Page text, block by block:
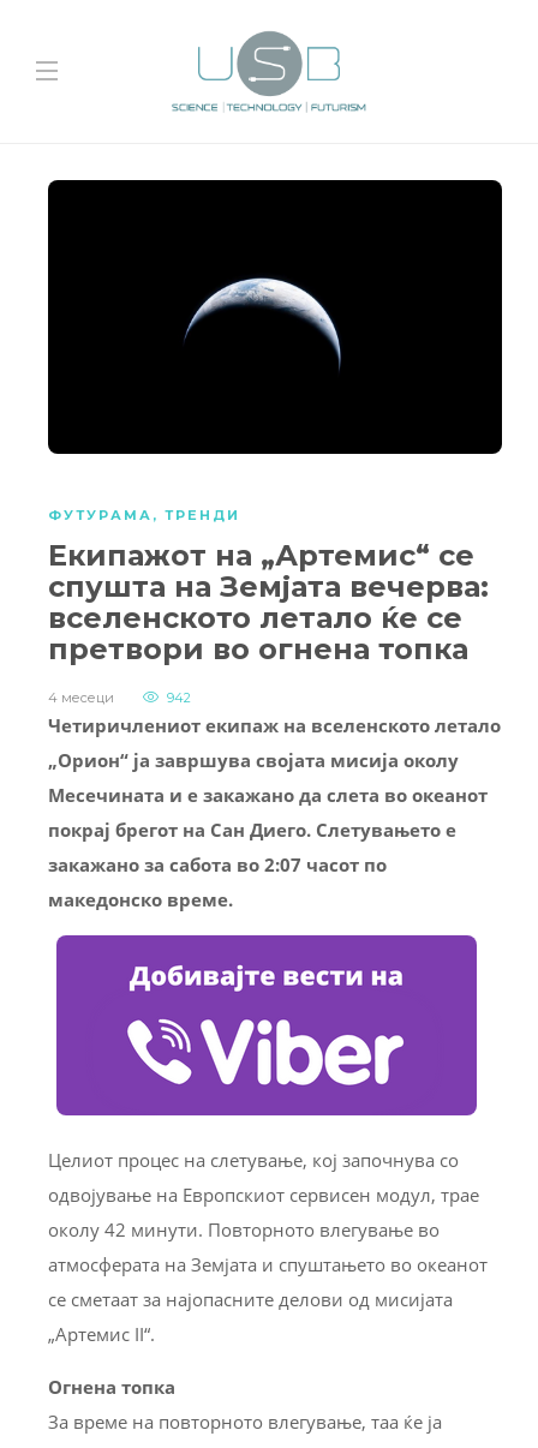
ФУТУРАМА , ТРЕНДИ
Екипажот на „Артемис“ се
спушта на Земјата вечерва:
вселенското летало ќе се
претвори во огнена топка
4 месеци 942
Четиричлениот екипаж на вселенското летало
„Орион“ ја завршува својата мисија околу
Месечината и е закажано да слета во океанот
покрај брегот на Сан Диего. Слетувањето е
закажано за сабота во 2:07 часот по
македонско време.
Целиот процес на слетување, кој започнува со
одвојување на Европскиот сервисен модул, трае
околу 42 минути. Повторното влегување во
атмосферата на Земјата и спуштањето во океанот
се сметаат за најопасните делови од мисијата
„Артемис II“.
Огнена топка
За време на повторното влегување, таа ќе ја